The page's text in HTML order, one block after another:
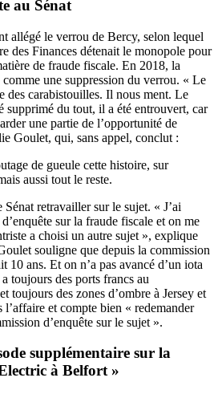
au Sénat
allégé le verrou de Bercy, selon lequel
des Finances détenait le monopole pour
de fraude fiscale. En 2018, la
comme une suppression du verrou. « Le
des carabistouilles. Il nous ment. Le
supprimé du tout, il a été entrouvert, car
une partie de l’opportunité de
Goulet, qui, sans appel, conclut :
de gueule cette histoire, sur
aussi tout le reste.
retravailler sur le sujet. « J’ai
sur la fraude fiscale et on me
a choisi un autre sujet », explique
souligne que depuis la commission
10 ans. Et on n’a pas avancé d’un iota
toujours des ports francs au
toujours des zones d’ombre à Jersey et
et compte bien « redemander
d’enquête sur le sujet ».
supplémentaire sur la
à Belfort »